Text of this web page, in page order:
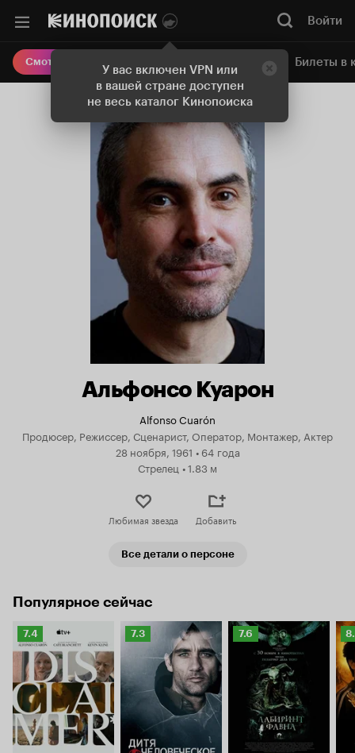
У вас включен VPN или
в вашей стране доступен
не весь каталог Кинопоиска
Войти
Смотреть кино Онлайн-кинотеатр Билеты в
Альфонсо Куарон
Alfonso Cuarón
Продюсер, Режиссер, Сценарист, Оператор, Монтажер, Актер
28 ноября, 1961 • 64 года
Стрелец •1.83 м
Любимая звезда Добавить
Все детали о персоне
Популярное сейчас
Рейтинг
Кинопоиска
7.4
7.4
Рейтинг
Кинопоиска
7.3
Рейтинг
Кинопоиска
7.6